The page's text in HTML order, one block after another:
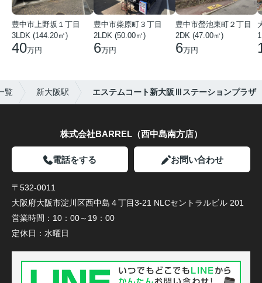
豊中市上野坂１丁目
3LDK (144.20㎡)
40万円
豊中市柴原町３丁目
2LDK (50.00㎡)
6万円
豊中市螢池東町２丁目
2DK (47.00㎡)
6万円
覧 新大阪駅 エステムコート新大阪Ⅲステーションプラザ
株式会社BARREL（西中島南方店）
電話をする お問い合わせ
〒532-0011
大阪府大阪市淀川区西中島４丁目3-21 NLCセントラルビル 201
営業時間： 10：00～19：00
定休日： 水曜日